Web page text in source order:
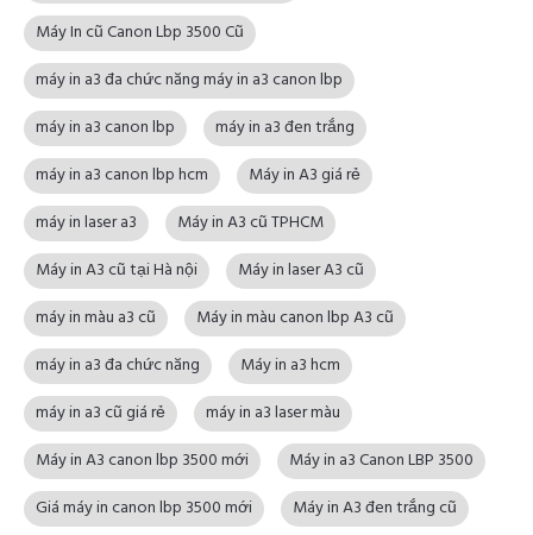
Máy In cũ Canon Lbp 3500 Cũ
máy in a3 đa chức năng máy in a3 canon lbp
máy in a3 canon lbp
máy in a3 đen trắng
máy in a3 canon lbp hcm
Máy in A3 giá rẻ
máy in laser a3
Máy in A3 cũ TPHCM
Máy in A3 cũ tại Hà nội
Máy in laser A3 cũ
máy in màu a3 cũ
Máy in màu canon lbp A3 cũ
máy in a3 đa chức năng
Máy in a3 hcm
máy in a3 cũ giá rẻ
máy in a3 laser màu
Máy in A3 canon lbp 3500 mới
Máy in a3 Canon LBP 3500
Giá máy in canon lbp 3500 mới
Máy in A3 đen trắng cũ